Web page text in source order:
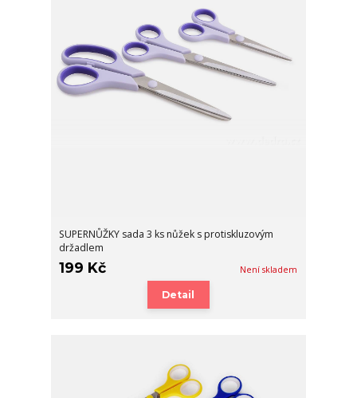
SUPERNŮŽKY sada 3 ks nůžek s protiskluzovým
držadlem
199 Kč Není skladem
Detail